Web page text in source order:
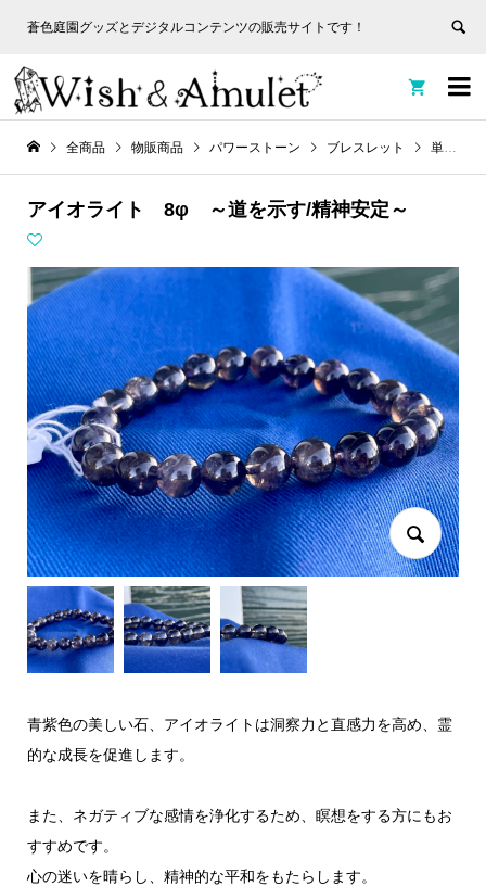
蒼色庭園グッズとデジタルコンテンツの販売サイトです！


全商品 物販商品 パワーストーン ブレスレット 単一ブレス
アイオライト 8φ ～道を示す/精神安定～
青紫色の美しい石、アイオライトは洞察力と直感力を高め、霊
的な成長を促進します。
また、ネガティブな感情を浄化するため、瞑想をする方にもお
すすめです。
心の迷いを晴らし、精神的な平和をもたらします。
蒼色庭園グッズとデジタルコンテンツの販売サイトです！
非表